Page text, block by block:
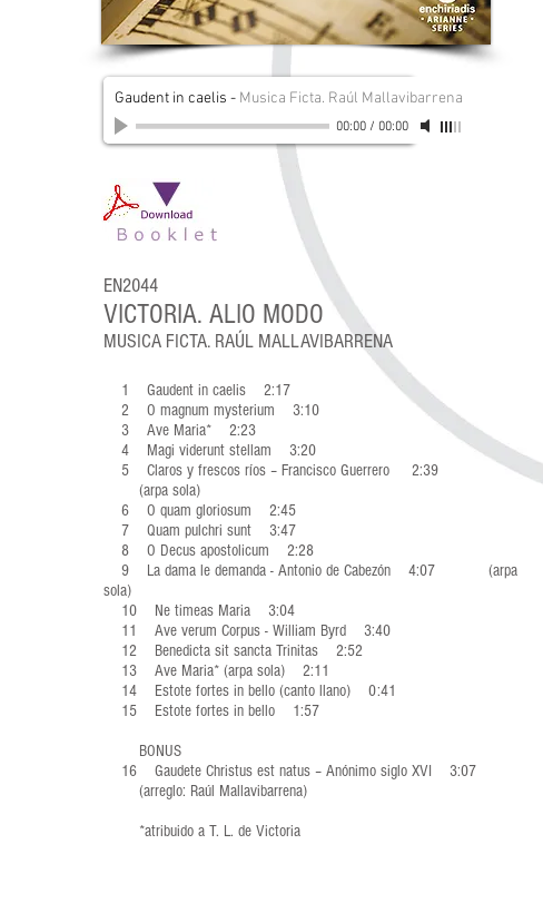
Gaudent in caelis - Musica Ficta. Raúl Mallavibarrena
00:00/ 00:00
EN2044
VICTORIA. ALIO MODO
MUSICA FICTA. RAÚL MALLAVIBARRENA
1 Gaudent in caelis 2:17
2 O magnum mysterium 3:10
3 Ave Maria* 2:23
4 Magi viderunt stellam 3:20
5 Claros y frescos ríos – Francisco Guerrero 2:39
(arpa sola)
6 O quam gloriosum 2:45
7 Quam pulchri sunt 3:47
8 O Decus apostolicum 2:28
9 La dama le demanda - Antonio de Cabezón 4:07 (arpa
sola)
10 Ne timeas Maria 3:04
11 Ave verum Corpus - William Byrd 3:40
12 Benedicta sit sancta Trinitas 2:52
13 Ave Maria* (arpa sola) 2:11
14 Estote fortes in bello (canto llano) 0:41
15 Estote fortes in bello 1:57
BONUS
16 Gaudete Christus est natus – Anónimo siglo XVI 3:07
(arreglo: Raúl Mallavibarrena)
*atribuido a T. L. de Victoria